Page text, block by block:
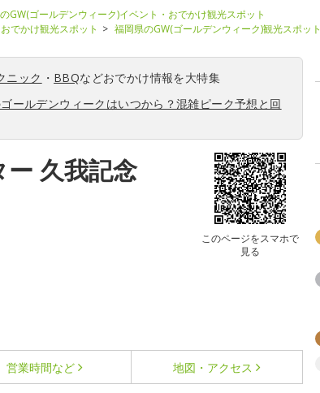
GW(ゴールデンウィーク)イベント・おでかけ観光スポット
でかけ観光スポット
福岡県のGW(ゴールデンウィーク)観光スポット
ニック ・ BBQなどおでかけ情報を大特集
ールデンウィークはいつから？混雑ピーク予想と回
久我記念
このページをスマホで
見る
営業時間など 地図・アクセス